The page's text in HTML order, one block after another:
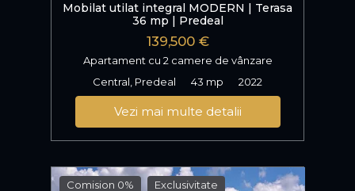
Mobilat utilat integral MODERN | Terasa
36 mp | Predeal
139,500 €
Apartament cu 2 camere de vânzare
Central, Predeal
43 mp 2022
Vezi mai multe detalii
Comision 0% Exclusivitate